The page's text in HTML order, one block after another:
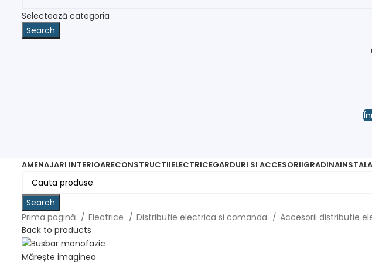
Selectează categoria
Search
AMENAJARI INTERIOARECONSTRUCTIIELECTRICEGARDURI SI ACCESORIIGRADINA
Search
Prima pagină
Electrice Distributie electrica si comanda Accesorii distributie
Back to products
Mărește imaginea